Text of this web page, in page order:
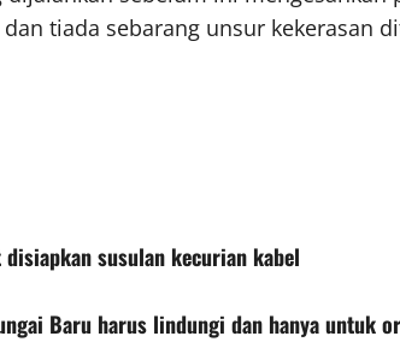
tiada sebarang unsur kekerasan
susulan kecurian kabel
Baru harus lindungi dan hanya untuk